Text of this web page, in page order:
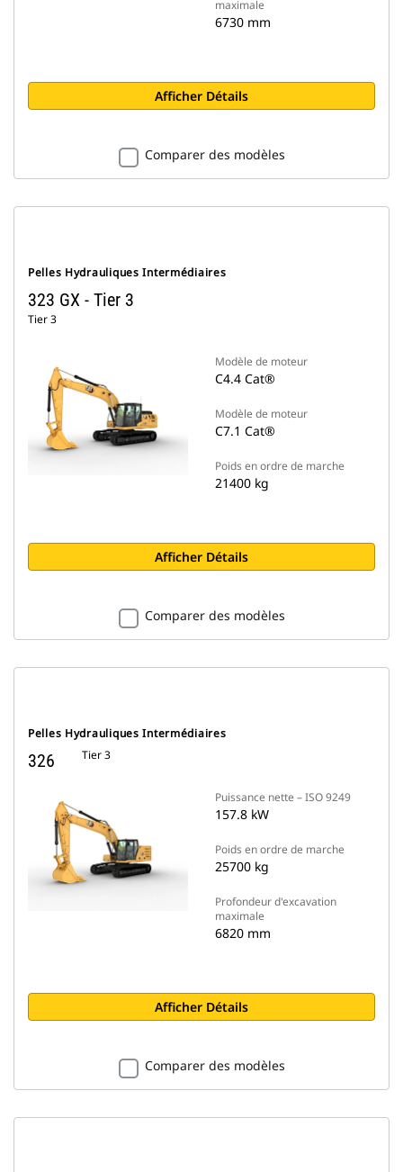
maximale
6730 mm
Afficher Détails
Comparer des modèles
Pelles Hydrauliques Intermédiaires
323 GX - Tier 3
Tier 3
Modèle de moteur
C4.4 Cat®
Modèle de moteur
C7.1 Cat®
Poids en ordre de marche
21400 kg
Afficher Détails
Comparer des modèles
Pelles Hydrauliques Intermédiaires
326 Tier 3
Puissance nette – ISO 9249
157.8 kW
Poids en ordre de marche
25700 kg
Profondeur d'excavation
maximale
6820 mm
Afficher Détails
Comparer des modèles